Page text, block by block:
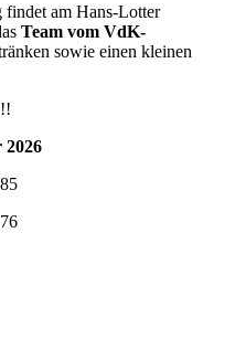
findet am Hans-Lotter
Team vom VdK-
sowie einen kleinen
2026